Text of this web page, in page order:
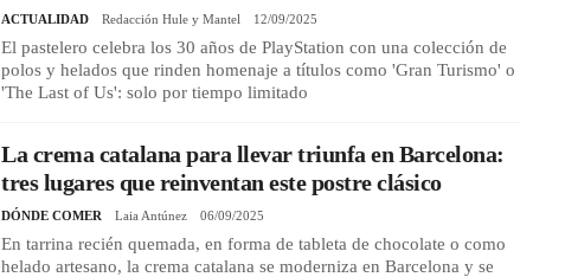
ACTUALIDAD Redacción Hule y Mantel 12/09/2025
El pastelero celebra los 30 años de PlayStation con una colección de
polos y helados que rinden homenaje a títulos como 'Gran Turismo' o
'The Last of Us': solo por tiempo limitado
La crema catalana para llevar triunfa en Barcelona:
tres lugares que reinventan este postre clásico
DÓNDE COMER Laia Antúnez 06/09/2025
En tarrina recién quemada, en forma de tableta de chocolate o como
helado artesano, la crema catalana se moderniza en Barcelona y se